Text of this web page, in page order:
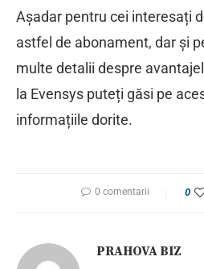
Așadar pentru cei interesați
astfel de abonament, dar și
multe detalii despre
la Evensys puteți găsi pe
informațiile dorite.
0 comentarii 0
PRAHOVA BIZ